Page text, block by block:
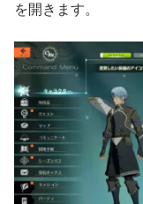
を開きます。